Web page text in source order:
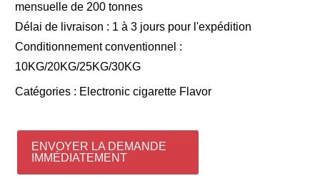
mensuelle de 200 tonnes
Délai de livraison : 1 à 3 jours pour l'expédition
Conditionnement conventionnel :
10KG/20KG/25KG/30KG
Catégories : Electronic cigarette Flavor
ENVOYER LA DEMANDE
IMMÉDIATEMENT